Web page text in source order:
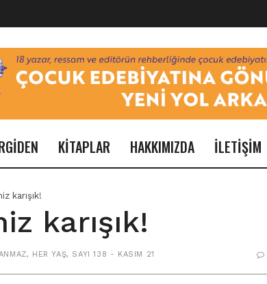
KİTAPLAR HAKKIMIZDA İLETİŞİM
karışık!
karışık!
, HER YAŞ, SAYI 138 - KASIM 21